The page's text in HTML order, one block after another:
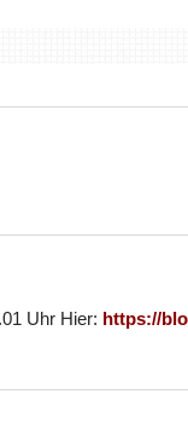
Uhr Hier: https://